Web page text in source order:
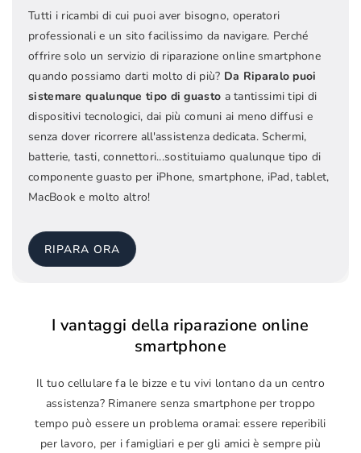
Tutti i ricambi di cui puoi aver bisogno, operatori
professionali e un sito facilissimo da navigare. Perché
offrire solo un servizio di riparazione online smartphone
quando possiamo darti molto di più? Da Riparalo puoi
sistemare qualunque tipo di guasto a tantissimi tipi di
dispositivi tecnologici, dai più comuni ai meno diffusi e
senza dover ricorrere all'assistenza dedicata. Schermi,
batterie, tasti, connettori...sostituiamo qualunque tipo di
componente guasto per iPhone, smartphone, iPad, tablet,
MacBook e molto altro!
RIPARA ORA
I vantaggi della riparazione online
smartphone
Il tuo cellulare fa le bizze e tu vivi lontano da un centro
assistenza? Rimanere senza smartphone per troppo
tempo può essere un problema oramai: essere reperibili
per lavoro, per i famigliari e per gli amici è sempre più